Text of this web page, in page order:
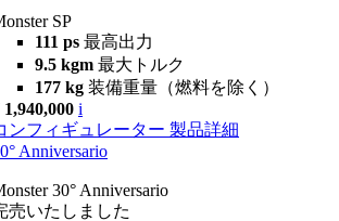
SP
111 ps 最高出力
9.5 kgm 最大トルク
177 kg 装備重量（燃料を除く）
1,940,000 i
ンフィギュレーター 製品詳細
Anniversario
30° Anniversario
売いたしました